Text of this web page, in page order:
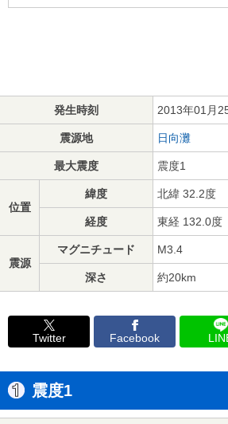
発生時刻 2013年01月
震源地 日向灘
最大震度 震度1
位置
緯度 北緯 32.2度
経度 東経 132.0度
震源
マグニチュード M3.4
深さ 約20km
Twitter Facebook
震度1